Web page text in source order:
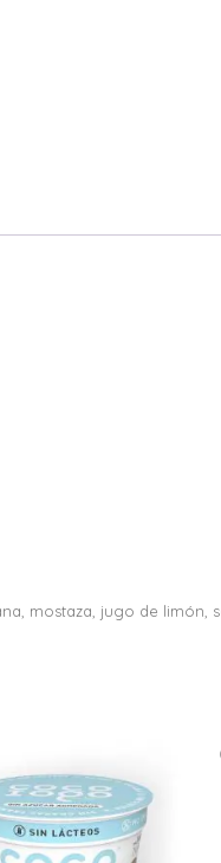
mostaza, jugo de limón,